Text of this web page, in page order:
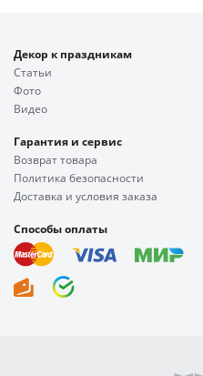
Декор к праздникам
Статьи
Фото
Видео
Гарантия и сервис
Возврат товара
Политика безопасности
Доставка и условия заказа
Способы оплаты